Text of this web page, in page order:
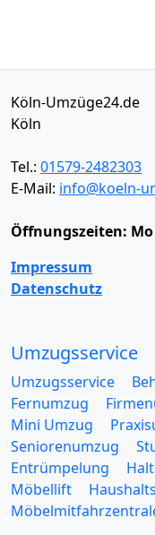
Köln-Umzüge24.de
Köln
Tel.: 01579-2482303
E-Mail: info@koeln-
Öffnungszeiten:
Impressum
Datenschutz
Umzugsservice
Umzugsservice
Fernumzug
Mini Umzug
Seniorenumzug
Entrümpelung
Möbellift